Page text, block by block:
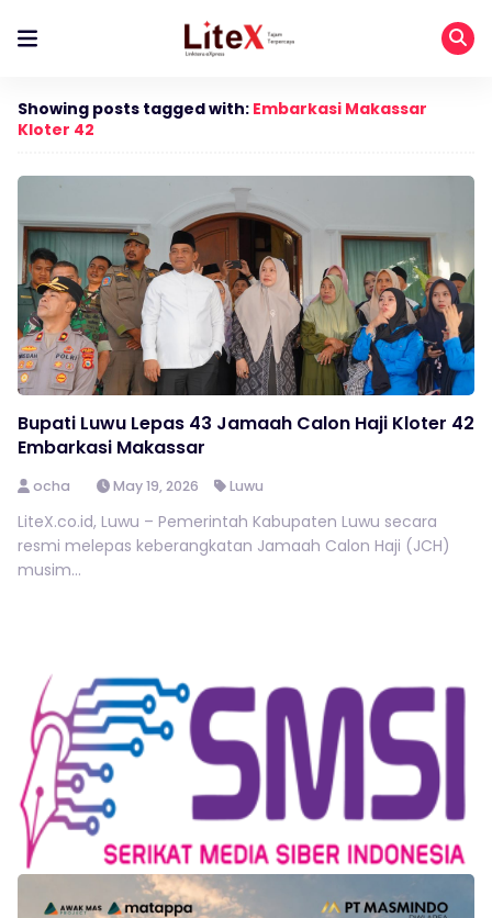
Showing posts tagged with: Embarkasi Makassar
Kloter 42
Bupati Luwu Lepas 43 Jamaah Calon Haji Kloter 42
Embarkasi Makassar
ocha May 19, 2026 Luwu
LiteX.co.id, Luwu – Pemerintah Kabupaten Luwu secara
resmi melepas keberangkatan Jamaah Calon Haji (JCH)
musim...